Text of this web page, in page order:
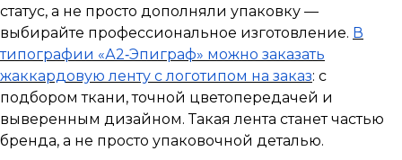
статус, а не просто дополняли упаковку —
выбирайте профессиональное изготовление. В
типографии «А2‑Эпиграф» можно заказать
жаккардовую ленту с логотипом на заказ: с
подбором ткани, точной цветопередачей и
выверенным дизайном. Такая лента станет частью
бренда, а не просто упаковочной деталью.